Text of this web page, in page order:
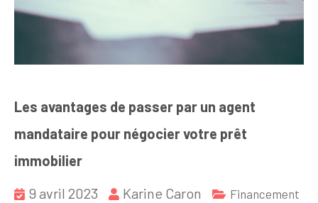
Les avantages de passer par un agent
mandataire pour négocier votre prêt
immobilier
9 avril 2023
Karine Caron
Financement